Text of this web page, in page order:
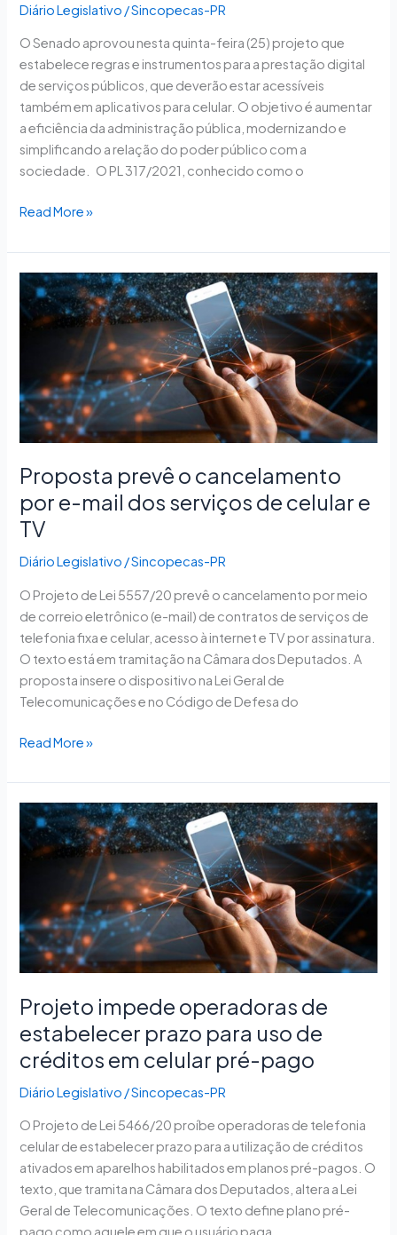
Diário Legislativo /Sincopecas-PR
O Senado aprovou nesta quinta-feira (25) projeto que
estabelece regras e instrumentos para a prestação digital
de serviços públicos, que deverão estar acessíveis
também em aplicativos para celular. O objetivo é aumentar
a eficiência da administração pública, modernizando e
simplificando a relação do poder público com a
sociedade. O PL 317/2021, conhecido como o
Read More »
Proposta prevê o cancelamento
por e-mail dos serviços de celular e
TV
Diário Legislativo /Sincopecas-PR
O Projeto de Lei 5557/20 prevê o cancelamento por meio
de correio eletrônico (e-mail) de contratos de serviços de
telefonia fixa e celular, acesso à internet e TV por assinatura.
O texto está em tramitação na Câmara dos Deputados. A
proposta insere o dispositivo na Lei Geral de
Telecomunicações e no Código de Defesa do
Proposta
prevê
cancelamento
e-
mail
dos
de
celular
e
TV
Read More »
Projeto impede operadoras de
estabelecer prazo para uso de
créditos em celular pré-pago
Diário Legislativo /Sincopecas-PR
O Projeto de Lei 5466/20 proíbe operadoras de telefonia
celular de estabelecer prazo para a utilização de créditos
ativados em aparelhos habilitados em planos pré-pagos. O
texto, que tramita na Câmara dos Deputados, altera a Lei
Geral de Telecomunicações. O texto define plano pré-
Projeto
impede
operadoras
estabelecer
prazo
para
uso
créditos
celular
pré-
pago